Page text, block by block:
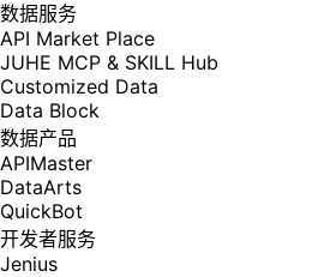
数据服务
API Market Place
JUHE MCP & SKILL Hub
Customized Data
Data Block
数据产品
APIMaster
DataArts
QuickBot
开发者服务
Jenius